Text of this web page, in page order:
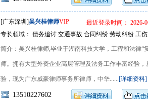
[广东深圳]吴兴桂律师VIP
最近登录时间： 2026-
专长领域： 债务追讨 交通事故 合同纠纷 劳动纠纷 工
简介：吴兴桂律师,毕业于湖南科技大学，工程和法律“
师。拥有大型外资企业高层管理及法务工作丰富经验
验，现为广东威豪律师事务所律师，中华......[详细资料]
13510227602